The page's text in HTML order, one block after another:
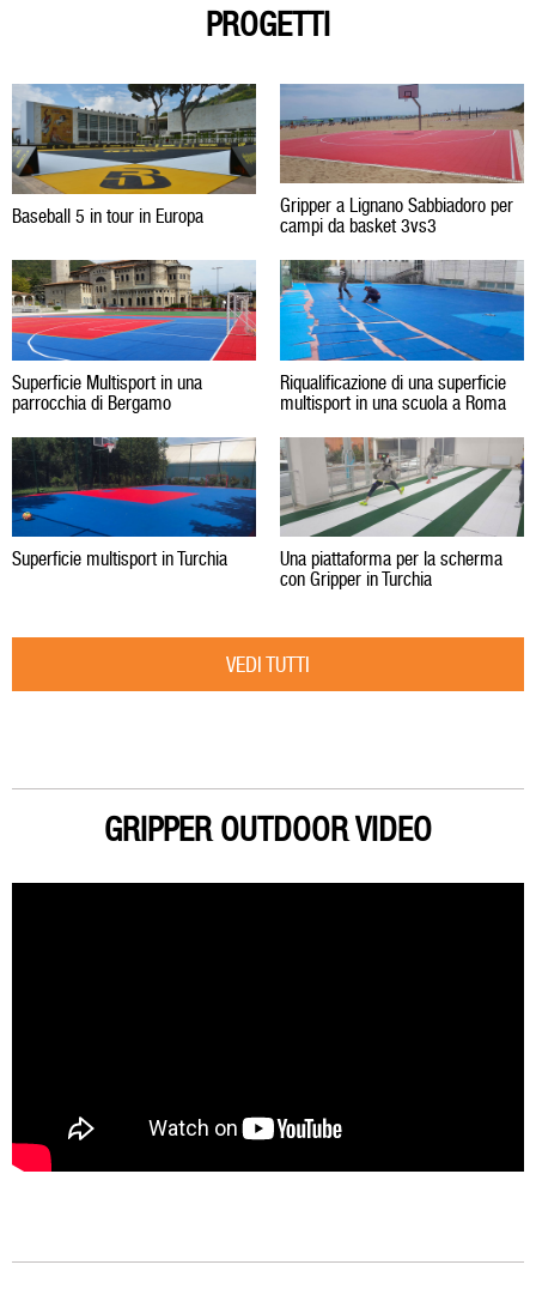
PROGETTI
Baseball 5 in tour in Europa
Gripper a Lignano Sabbiadoro per
campi da basket 3vs3
Superficie Multisport in una
parrocchia di Bergamo
Riqualificazione di una superficie
multisport in una scuola a Roma
Superficie multisport in Turchia
Una piattaforma per la scherma
con Gripper in Turchia
VEDI TUTTI
GRIPPER OUTDOOR VIDEO